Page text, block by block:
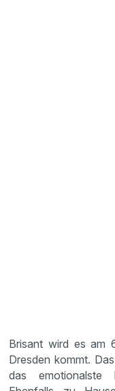
Brisant wird es am
Dresden kommt.
das emotionalste